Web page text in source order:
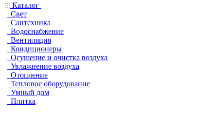
Каталог
Свет
Сантехника
Водоснабжение
Вентиляция
Кондиционеры
Осушение и очистка воздуха
Увлажнение воздуха
Отопление
Тепловое оборудование
Умный дом
Плитка